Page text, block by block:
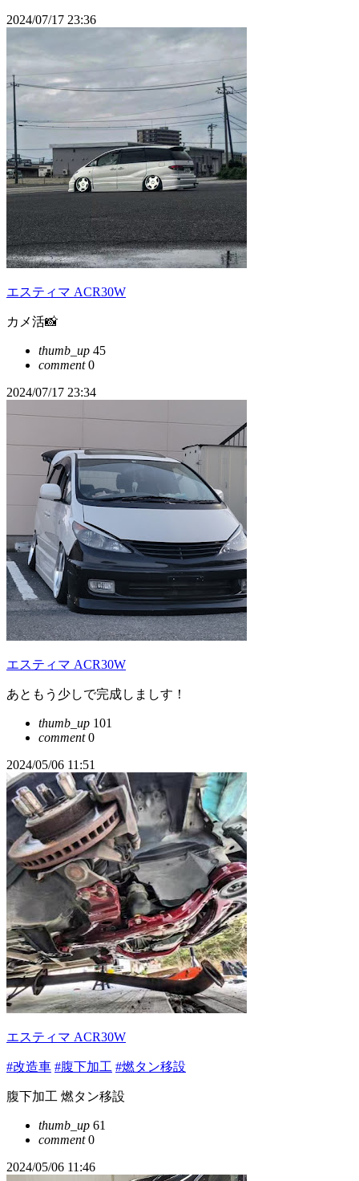
2024/07/17 23:36
エスティマ ACR30W
カメ活📸
thumb_up 45
comment0
2024/07/17 23:34
エスティマ ACR30W
あともう少しで完成しましす！
thumb_up 101
comment0
2024/05/06 11:51
エスティマ ACR30W
#改造車 #腹下加工 #燃タン移設
腹下加工 燃タン移設
thumb_up 61
comment0
2024/05/06 11:46